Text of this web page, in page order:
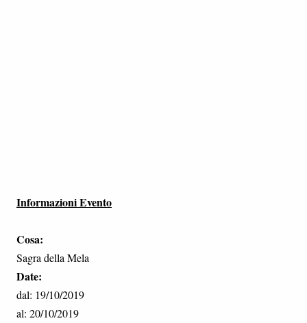
Informazioni Evento
Cosa:
Sagra della Mela
Date:
dal: 19/10/2019
al: 20/10/2019